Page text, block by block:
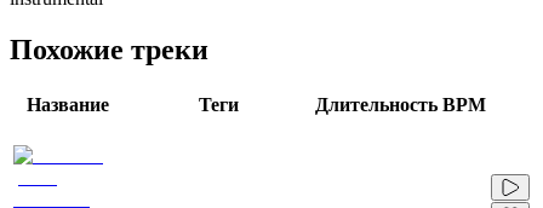
Похожие треки
Название Теги Длительность BPM